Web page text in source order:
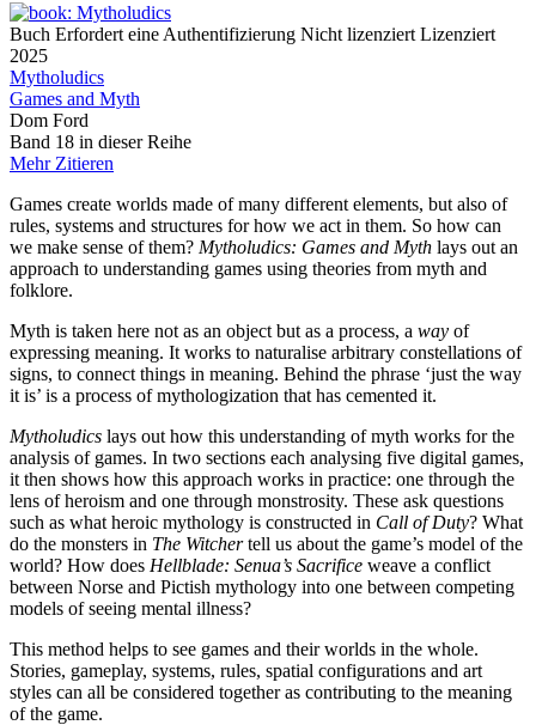
Buch Erfordert eine Authentifizierung Nicht lizenziert Lizenziert
2025
Mytholudics
Games and Myth
Dom Ford
Band 18 in dieser Reihe
Mehr Zitieren
Games create worlds made of many different elements, but also of
rules, systems and structures for how we act in them. So how can
we make sense of them? Mytholudics: Games and Myth lays out an
approach to understanding games using theories from myth and
folklore.
Myth is taken here not as an object but as a process, a way of
expressing meaning. It works to naturalise arbitrary constellations of
signs, to connect things in meaning. Behind the phrase ‘just the way
it is’ is a process of mythologization that has cemented it.
Mytholudics lays out how this understanding of myth works for the
analysis of games. In two sections each analysing five digital games,
it then shows how this approach works in practice: one through the
lens of heroism and one through monstrosity. These ask questions
such as what heroic mythology is constructed in Call of Duty? What
do the monsters in The Witchertell us about the game’s model of the
world? How does Hellblade: Senua’s Sacrifice weave a conflict
between Norse and Pictish mythology into one between competing
models of seeing mental illness?
This method helps to see games and their worlds in the whole.
Stories, gameplay, systems, rules, spatial configurations and art
styles can all be considered together as contributing to the meaning
of the game.